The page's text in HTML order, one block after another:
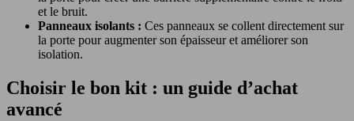
et le bruit.
Panneaux isolants : Ces panneaux se collent directement sur
la porte pour augmenter son épaisseur et améliorer son
isolation.
Choisir le bon kit : un guide d’achat
avancé